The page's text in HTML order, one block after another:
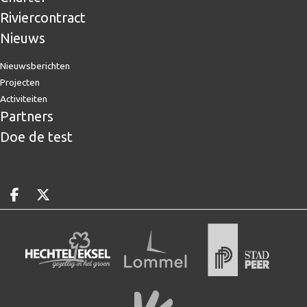
Riviercontract
Nieuws
Nieuwsberichten
Projecten
Activiteiten
Partners
Doe de test
Deel op facebook
Deel op X